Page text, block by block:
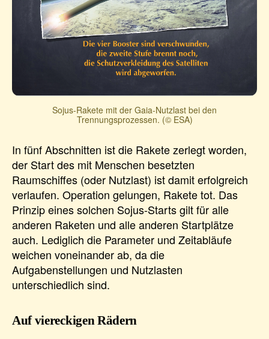
Sojus-Rakete mit der Gaia-Nutzlast bei den
Trennungsprozessen. (© ESA)
In fünf Abschnitten ist die Rakete zerlegt worden,
der Start des mit Menschen besetzten
Raumschiffes (oder Nutzlast) ist damit erfolgreich
verlaufen. Operation gelungen, Rakete tot. Das
Prinzip eines solchen Sojus-Starts gilt für alle
anderen Raketen und alle anderen Startplätze
auch. Lediglich die Parameter und Zeitabläufe
weichen voneinander ab, da die
Aufgabenstellungen und Nutzlasten
unterschiedlich sind.
Auf viereckigen Rädern